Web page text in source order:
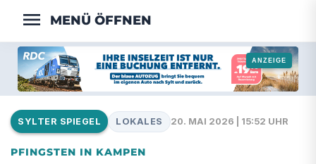
menu
SYLTER SPIEGEL LOKALES 20. MAI 2026 | 15:52 UHR
PFINGSTEN IN KAMPEN